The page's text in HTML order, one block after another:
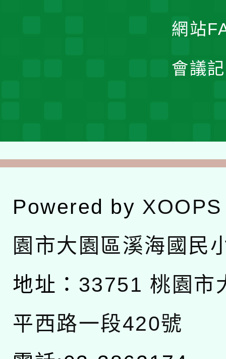
網站
會議
Powered by XOOPS
園市大園區溪海國民
地址： 33751 桃園市
平西路一段420號